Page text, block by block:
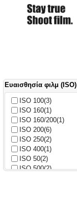
Ευαισθησία φιλμ (ISO)
ISO 100(3)
ISO 160(1)
ISO 160/200(1)
ISO 200(6)
ISO 250(2)
ISO 400(1)
ISO 50(2)
ISO 500(2)